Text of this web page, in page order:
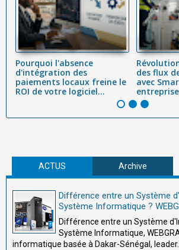
Pourquoi l'absence
d'intégration des
paiements locaux freine le
ROI de votre logiciel...
des flux
avec
ACTUS Archive
Différence entre un Système
Système Informatique ?
Différence entre un Système
Système Informatique,
informatique basée à Dakar-Sénégal, leader...